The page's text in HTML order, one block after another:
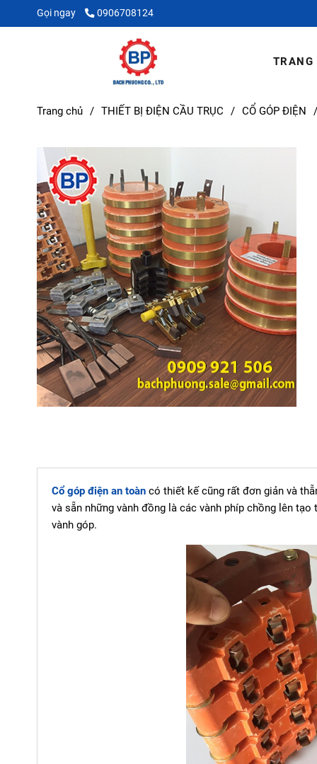
Gọi ngay 0906708124
TRANG
Trang chủ / THIẾT BỊ ĐIỆN CẦU TRỤC / CỔ GÓP ĐIỆN /
Cổ góp điện an toàn có thiết kế cũng rất đơn giản và
và sẵn những vành đồng là các vành phíp chồng lên
vành góp.